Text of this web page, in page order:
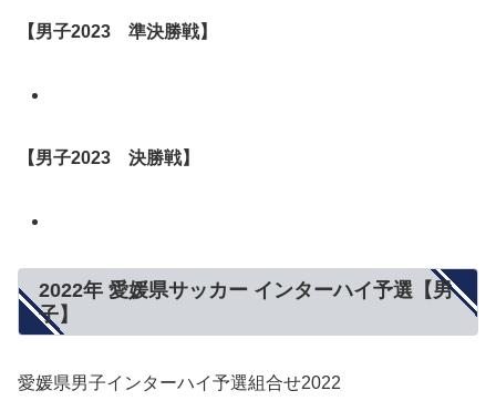
【男子2023 準決勝戦】
【男子2023 決勝戦】
2022年 愛媛県サッカー インターハイ予選【男
子】
愛媛県男子インターハイ予選組合せ2022